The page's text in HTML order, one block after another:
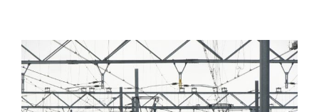
Bekijk
grotere
afbeelding